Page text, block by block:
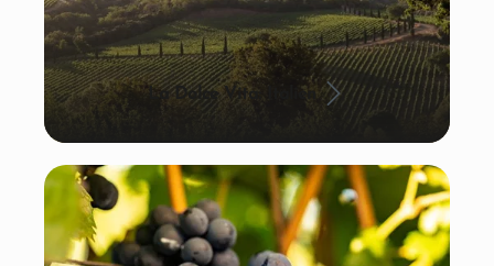
La Dolce Vita: Italien